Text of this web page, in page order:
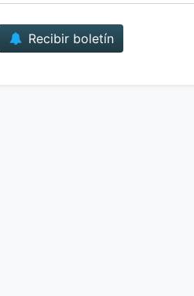
Recibir boletín